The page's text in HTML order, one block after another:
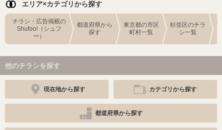
エリア×カテゴリから探す
チラシ・広告掲載の
Shufoo!（シュフ
ー）
都道府県から
探す
東京都の市区
町村一覧
杉並区のチラ
シ一覧
他のチラシを探す
現在地から探す カテゴリから探す
都道府県から探す